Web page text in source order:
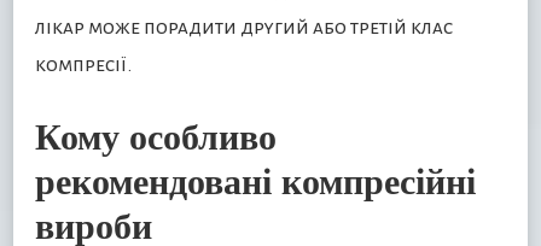
лікар може порадити другий або третій клас
компресії.
Кому особливо
рекомендовані компресійні
вироби